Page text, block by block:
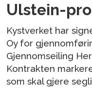
Ulstein-
Kystverket har
Oy for
Gjennomseiling
Kontrakten
som skal gjere